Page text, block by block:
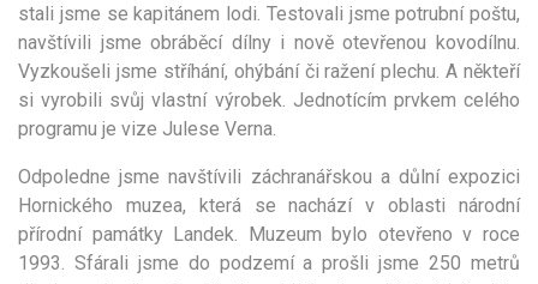
stali jsme se kapitánem lodi. Testovali jsme potrubní poštu,
navštívili jsme obráběcí dílny i nově otevřenou kovodílnu.
Vyzkoušeli jsme stříhání, ohýbání či ražení plechu. A někteří
si vyrobili svůj vlastní výrobek. Jednotícím prvkem celého
programu je vize Julese Verna.
Odpoledne jsme navštívili záchranářskou a důlní expozici
Hornického muzea, která se nachází v oblasti národní
přírodní památky Landek. Muzeum bylo otevřeno v roce
1993. Sfárali jsme do podzemí a prošli jsme 250 metrů